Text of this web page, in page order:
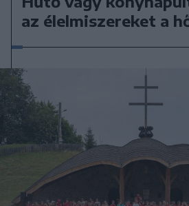
az élelmiszereket a